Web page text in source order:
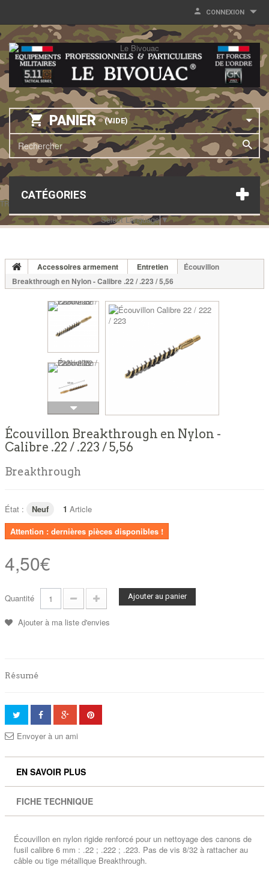
CONNEXION
PANIER (VIDE)
CATÉGORIES
TRANSLATE THIS PAGE
Select Language▼
Accessoires armement Entretien
Écouvillon
Breakthrough en Nylon - Calibre .22 / .223 / 5,56
Écouvillon Breakthrough en Nylon -
Calibre .22 / .223 / 5,56
Breakthrough
État : Neuf 1 Article
Attention : dernières pièces disponibles !
4,50€
Quantité Ajouter au panier
Ajouter à ma liste d'envies
Résumé
Envoyer à un ami
EN SAVOIR PLUS
FICHE TECHNIQUE
Écouvillon en nylon rigide renforcé pour un nettoyage des canons de
fusil calibre 6 mm : .22 ; .222 ; .223. Pas de vis 8/32 à rattacher au
câble ou tige métallique Breakthrough.